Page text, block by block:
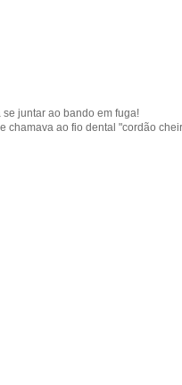
juntar ao bando em fuga!
chamava ao fio dental "cordão